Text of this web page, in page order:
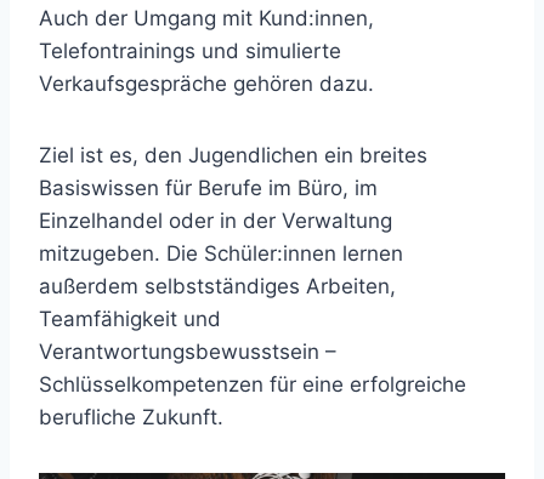
Auch der Umgang mit Kund:innen,
Telefontrainings und simulierte
Verkaufsgespräche gehören dazu.
Ziel ist es, den Jugendlichen ein breites
Basiswissen für Berufe im Büro, im
Einzelhandel oder in der Verwaltung
mitzugeben. Die Schüler:innen lernen
außerdem selbstständiges Arbeiten,
Teamfähigkeit und
Verantwortungsbewusstsein –
Schlüsselkompetenzen für eine erfolgreiche
berufliche Zukunft.